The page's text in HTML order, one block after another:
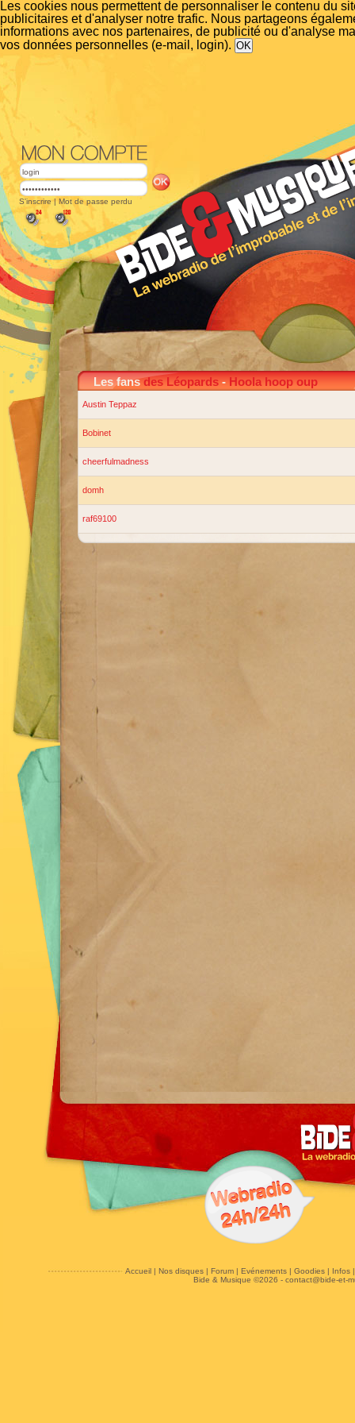
Les cookies nous permettent de personnaliser le contenu du
publicitaires et d'analyser notre trafic. Nous partageons
informations avec nos partenaires, de publicité ou d'analyse
vos données personnelles (e-mail, login).
S'inscrire | Mot de passe perdu
Les fansdes Léopards-Hoola hoop oup
Austin Teppaz
Bobinet
cheerfulmadness
domh
raf69100
Accueil| Nos disques| Forum| Evénements| Goodies| Infos
Bide & Musique ©2026 - contact@bide-et-